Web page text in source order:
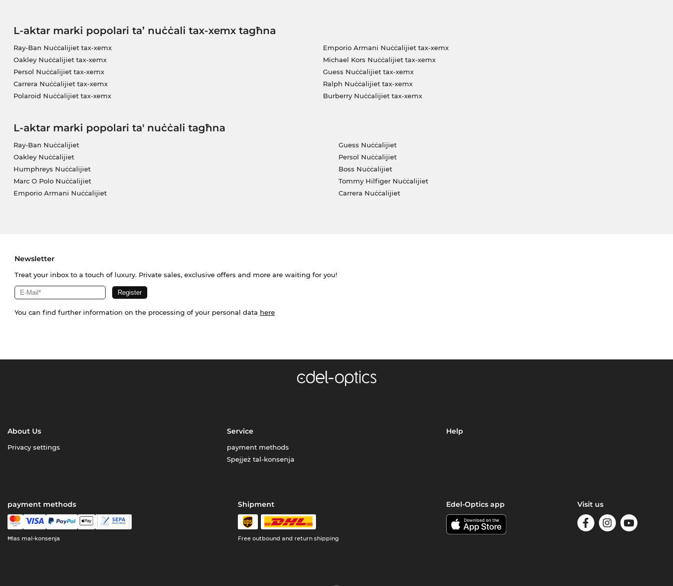
L-aktar marki popolari ta’ nuċċali tax-xemx tagħna
Ray-Ban Nuċċalijiet tax-xemx
Oakley Nuċċalijiet tax-xemx
Persol Nuċċalijiet tax-xemx
Carrera Nuċċalijiet tax-xemx
Polaroid Nuċċalijiet tax-xemx
Emporio Armani Nuċċalijiet tax-xemx
Michael Kors Nuċċalijiet tax-xemx
Guess Nuċċalijiet tax-xemx
Ralph Nuċċalijiet tax-xemx
Burberry Nuċċalijiet tax-xemx
L-aktar marki popolari ta' nuċċali tagħna
Ray-Ban Nuċċalijiet
Oakley Nuċċalijiet
Humphreys Nuċċalijiet
Marc O Polo Nuċċalijiet
Emporio Armani Nuċċalijiet
Guess Nuċċalijiet
Persol Nuċċalijiet
Boss Nuċċalijiet
Tommy Hilfiger Nuċċalijiet
Carrera Nuċċalijiet
Newsletter
Treat your inbox to a touch of luxury. Private sales, exclusive offers and more are waiting for you!
You can find further information on the processing of your personal data here
About Us
Privacy settings
Service
payment methods
Spejjeż tal-konsenja
Help
payment methods
Ħlas mal-konsenja
Shipment
Free outbound and return shipping
Edel-Optics app Visit us